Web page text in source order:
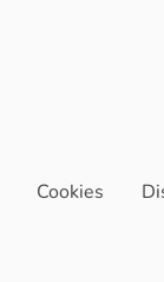
Cookies